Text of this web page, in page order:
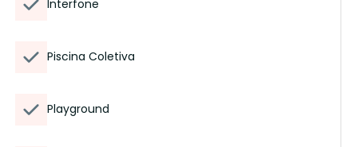
Interfone
Piscina Coletiva
Playground